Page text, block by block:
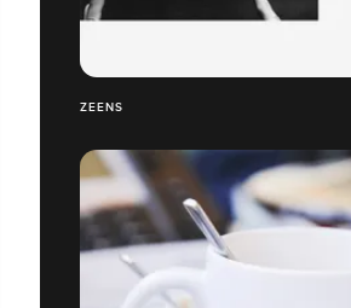
ZEENS